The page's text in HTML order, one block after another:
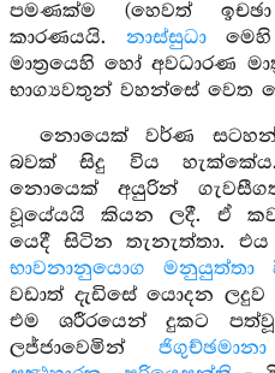
පමණක්ම (හෙවත්
කාරණයයි. නාස්සුධා
මාත්‍රයෙහි හෝ අවධාරණ
භාග්‍යවතුන් වහන්සේ වෙත
නොයෙක් වර්ණ
බවක් සිදු විය
නොයෙක් අයුරින්
වූයේයයි කියන ලදී. ඒ
යෙදී සිටින තැනැත්තා. එය
භාවනානුයොග මනුයුත්තා
වඩාත් දැඩිසේ යොදන
එම ශරීරයෙන් දුකට
ලජ්ජාවෙමින් ජිගුච්ඡමානා